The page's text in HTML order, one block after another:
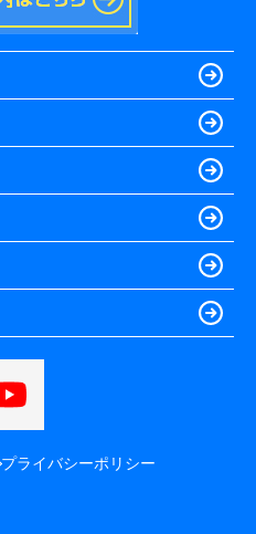
プライバシーポリシー